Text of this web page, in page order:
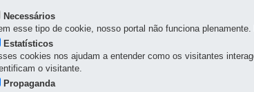
ADMINISTRAÇÃO DOS PORTOS DE
Avenida Ayrton Senna da Silva, 161- D. Pedro II-
Avenida Conde Matarazzo, 2500
Necessários
esse tipo de cookie, nosso portal não funciona
Estatísticos
cookies nos ajudam a entender como os visitantes
o visitante.
Propaganda